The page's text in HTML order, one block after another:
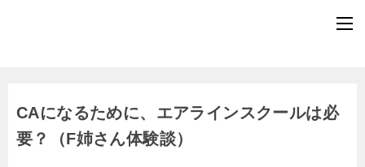
CAになるために、エアラインスクールは必
要？（F姉さん体験談）